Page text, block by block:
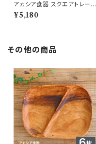
アカシア食器 スクエアトレー
６枚セット
¥5,180
その他の商品